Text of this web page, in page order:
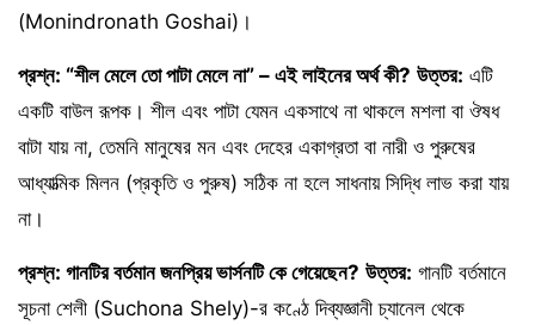
(Monindronath Goshai)।
প্রশ্ন: “শীল মেলে তো পাটা মেলে না” – এই লাইনের অর্থ কী? উত্তর: এটি
একটি বাউল রূপক। শীল এবং পাটা যেমন একসাথে না থাকলে মশলা বা ঔষধ
বাটা যায় না, তেমনি মানুষের মন এবং দেহের একাগ্রতা বা নারী ও পুরুষের
আধ্যাত্মিক মিলন (প্রকৃতি ও পুরুষ) সঠিক না হলে সাধনায় সিদ্ধি লাভ করা যায়
না।
প্রশ্ন: গানটির বর্তমান জনপ্রিয় ভার্সনটি কে গেয়েছেন? উত্তর: গানটি বর্তমানে
সূচনা শেলী (Suchona Shely)-র কণ্ঠে দিব্যজ্ঞানী চ্যানেল থেকে